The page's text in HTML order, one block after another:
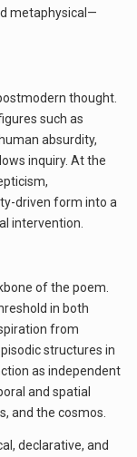
metaphysical—
thought.
such as
absurdity,
inquiry. At the
driven form into a
intervention.
of the poem.
in both
from
structures in
as independent
and spatial
and the cosmos.
declarative, and